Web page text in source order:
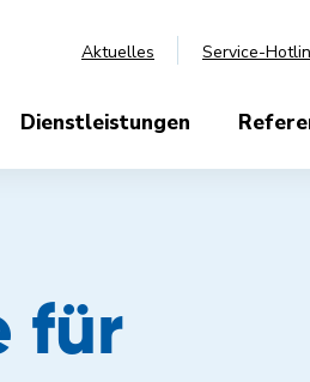
Aktuelles Service-
Dienstleistungen
für